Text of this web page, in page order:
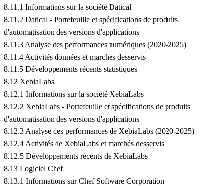
8.11.1 Informations sur la société Datical
8.11.2 Datical - Portefeuille et spécifications de produits
d'automatisation des versions d'applications
8.11.3 Analyse des performances numériques (2020-2025)
8.11.4 Activités données et marchés desservis
8.11.5 Développements récents statistiques
8.12 XebiaLabs
8.12.1 Informations sur la société XebiaLabs
8.12.2 XebiaLabs - Portefeuille et spécifications de produits
d'automatisation des versions d'applications
8.12.3 Analyse des performances de XebiaLabs (2020-2025)
8.12.4 Activités de XebiaLabs et marchés desservis
8.12.5 Développements récents de XebiaLabs
8.13 Logiciel Chef
8.13.1 Informations sur Chef Software Corporation